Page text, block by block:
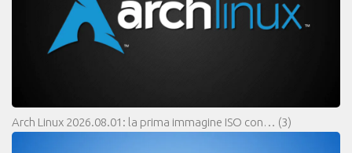
Arch Linux 2026.08.01: la prima immagine ISO con… (3)